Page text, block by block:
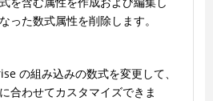
った数式属性を削除します。
の組み込みの数式を変更して、
合わせてカスタマイズできま